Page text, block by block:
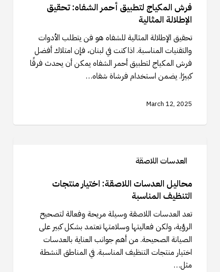
الشفاه:
الإطلالة
المثالية
فرش المكياج لتطبيق أحمر الشفاه: تحقيق
الإطلالة المثالية
تحقيق الإطلالة المثالية للشفاه هو فن يتطلب الأدوات
والتقنيات المناسبة. اذا كنت في لبنان، فإن امتلاك أفضل
فرش المكياج لتطبيق أحمر الشفاه يمكن أن يحدث فرقًا
كبيرًا. يضمن استخدام فرشاة شفاه…
March 12, 2025
العدسات
اختيار
منتجات
المناسبة
العدسات اللاصقة
محاليل العدسات اللاصقة: اختيار منتجات
التنظيف المناسبة
تعد العدسات اللاصقة وسيلة مريحة وفعالة لتصحيح
الرؤية، ولكن فعاليتها وسلامتها تعتمد بشكل كبير على
الصيانة الصحيحة. من أهم جوانب العناية بالعدسات
اختيار منتجات التنظيف المناسبة. في المناطق النشطة
مثل…